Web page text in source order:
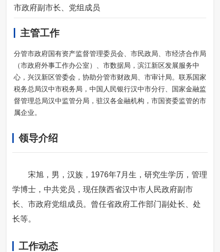
市政府副市长、党组成员
主管工作
分管市政府国有资产监督管理委员会、市民政局、市经济合作局
（市政府外事工作办公室）、市数据局，滨江新区发展服务中
心，兴汉新区管委会，协助分管市财政局、市审计局。联系国家
税务总局汉中市税务局，中国人民银行汉中市分行、国家金融监
督管理总局汉中监管分局，驻汉各金融机构，市国资委监管的市
属企业。
领导介绍
宋旭，男，汉族，1976年7月生，研究生学历，管理
学博士，中共党员，现任陕西省汉中市人民政府副市
长、市政府党组成员。曾任省政府工作部门副处长、处
长等。
工作动态